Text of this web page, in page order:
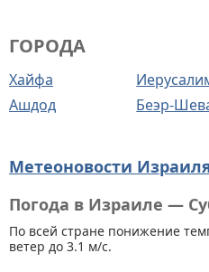
ГОРОДА
Хайфа
Ашдод
Беэр-
Метеоновости
Погода в Израиле —
По всей стране понижение
ветер до 3.1 м/с.